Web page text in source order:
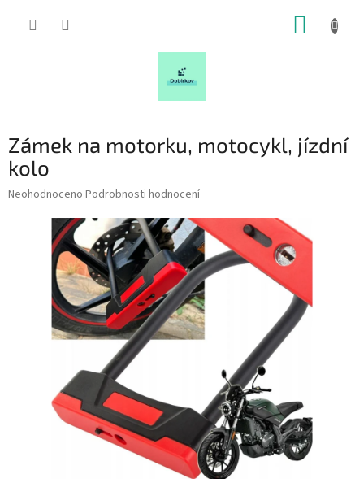
Zámek na motorku, motocykl, jízdní
kolo
Průměrné
hvězdiček.
Neohodnoceno Podrobnosti hodnocení